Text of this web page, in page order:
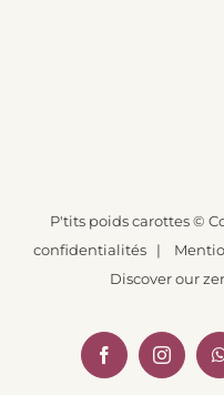
P'tits poids carottes©
confidentialités |
Discover our
Facebook